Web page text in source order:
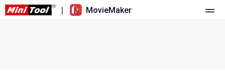
| MovieMaker